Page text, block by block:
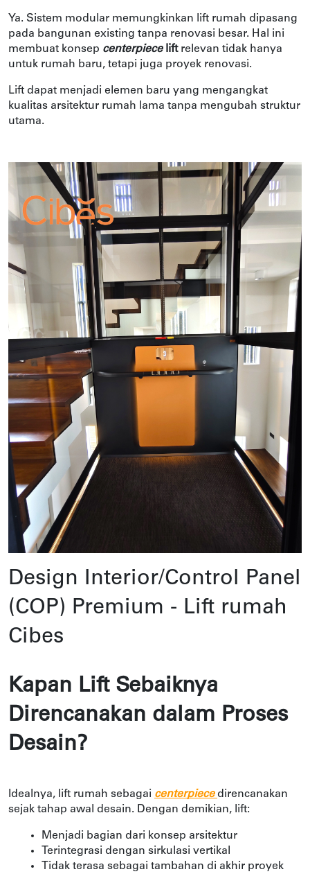
Ya. Sistem modular memungkinkan lift rumah dipasang
pada bangunan existing tanpa renovasi besar. Hal ini
membuat konsep centerpiece liftrelevan tidak hanya
untuk rumah baru, tetapi juga proyek renovasi.
Lift dapat menjadi elemen baru yang mengangkat
kualitas arsitektur rumah lama tanpa mengubah struktur
utama.
Design Interior/Control Panel
(COP) Premium - Lift rumah
Cibes
Kapan Lift Sebaiknya
Direncanakan dalam Proses
Desain?
Idealnya, lift rumah sebagai centerpiece direncanakan
sejak tahap awal desain. Dengan demikian, lift:
Menjadi bagian dari konsep arsitektur
Terintegrasi dengan sirkulasi vertikal
Tidak terasa sebagai tambahan di akhir proyek